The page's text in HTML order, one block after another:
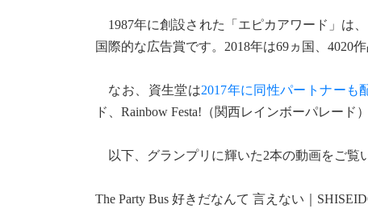
1987年に創設された「エピカアワード」は
国際的な広告賞です。2018年は69ヵ国、4020
なお、資生堂は2017年に同性パートナーも
ド、Rainbow Festa!（関西レインボーパレー
以下、グランプリに輝いた2本の動画をご覧
The Party Bus 好きだなんて 言えない｜